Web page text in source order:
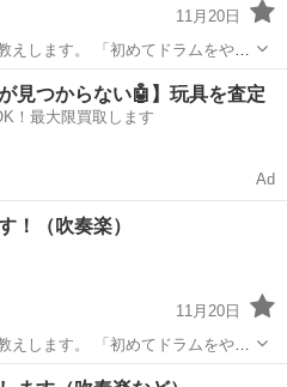
11月20日
します。 「初めてドラムをやる
わからない」 「ドラムの基礎練っ
生の方は こんなお悩みがあるので
人
見つからない🤖】玩具を査定
！最大限買取します
Ad
！（吹奏楽）
11月20日
します。 「初めてドラムをやる
わからない」 など、特に吹奏楽部
楽部